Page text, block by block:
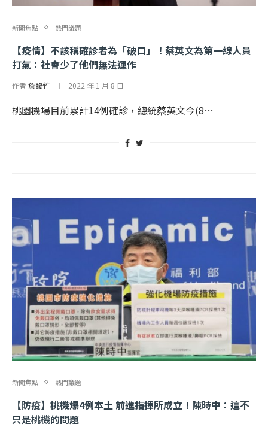
新聞焦點 熱門議題
【疫情】不該稱確診者為「破口」！蔡英文為第一線人員
打氣：社會少了他們無法運作
作者詹馥竹 2022 年 1 月 8 日
桃園機場目前累計14例確診，總統蔡英文今(8…
新聞焦點 熱門議題
【防疫】桃機爆4例本土 前進指揮所成立！陳時中：這不
只是桃機的問題